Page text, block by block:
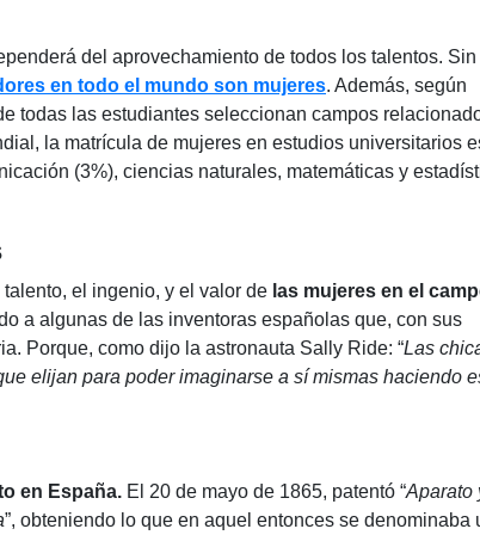
del aprovechamiento de todos los talentos. Sin
en todo el mundo son mujeres. Además, según
todas las estudiantes seleccionan campos
la matrícula de mujeres en estudios universitarios
(3%), ciencias naturales, matemáticas y
el ingenio, y el valor de las mujeres en el
a algunas de las inventoras españolas que, con sus
Porque, como dijo la astronauta Sally Ride: “Las
elijan para poder imaginarse a sí mismas haciendo
en España. El 20 de mayo de 1865, patentó “Aparato
”, obteniendo lo que en aquel entonces se denominaba